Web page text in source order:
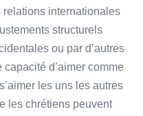
internationales
structurels
ou par d’autres
d’aimer comme
les uns les autres
les chrétiens peuvent